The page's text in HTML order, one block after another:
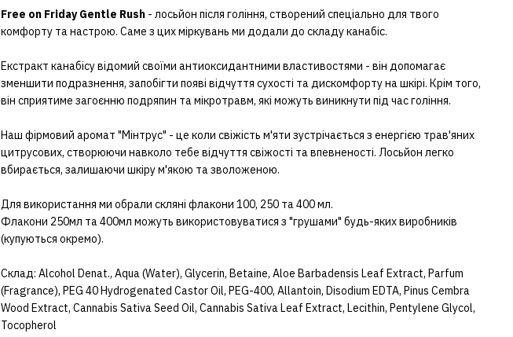
Free on Friday Gentle Rush - лосьйон після гоління, створений спеціально для твого
комфорту та настрою. Саме з цих міркувань ми додали до складу канабіс.
Екстракт канабісу відомий своїми антиоксидантними властивостями - він допомагає
зменшити подразнення, запобігти появі відчуття сухості та дискомфорту на шкірі. Крім того,
він сприятиме загоєнню подряпин та мікротравм, які можуть виникнути під час гоління.
Наш фірмовий аромат "Мінтрус" - це коли свіжість м'яти зустрічається з енергією трав'яних
цитрусових, створюючи навколо тебе відчуття свіжості та впевненості. Лосьйон легко
вбирається, залишаючи шкіру м'якою та зволоженою.
Для використання ми обрали скляні флакони 100, 250 та 400 мл.
Флакони 250мл та 400мл можуть використовуватися з "грушами" будь-яких виробників
(купуються окремо).
Склад: Alcohol Denat., Aqua (Water), Glycerin, Betaine, Aloe Barbadensis Leaf Extract, Parfum
(Fragrance), PEG 40 Hydrogenated Castor Oil, PEG-400, Allantoin, Disodium EDTA, Pinus Cembra
Wood Extract, Cannabis Sativa Seed Oil, Cannabis Sativa Leaf Extract, Lecithin, Pentylene Glycol,
Tocopherol